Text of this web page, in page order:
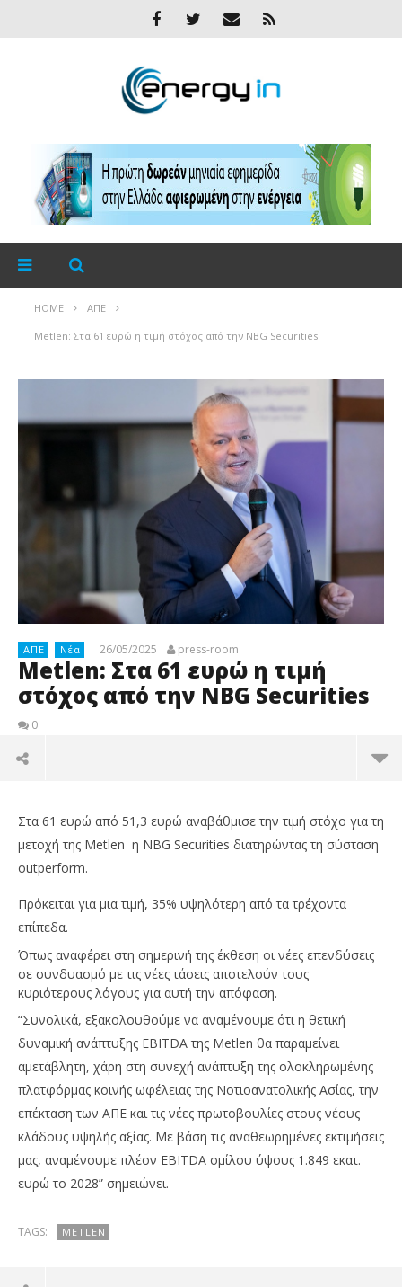
HOME ΑΠΕ
Metlen: Στα 61 ευρώ η τιμή στόχος από την NBG Securities
ΑΠΕ Νέα 26/05/2025 press-room
Metlen: Στα 61 ευρώ η τιμή
στόχος από την NBG Securities
0
NOW VIEWING
Metlen: Στα 61 ευρώ η τιμή στόχος από την NBG
Securities
26/05/2025
press-
Στα 61 ευρώ από 51,3 ευρώ αναβάθμισε την τιμή στόχο για τη
μετοχή της Metlen η NBG Securities διατηρώντας τη σύσταση
outperform.
Πρόκειται για μια τιμή, 35% υψηλότερη από τα τρέχοντα
επίπεδα.
Όπως αναφέρει στη σημερινή της έκθεση οι νέες επενδύσεις
σε συνδυασμό με τις νέες τάσεις αποτελούν τους
κυριότερους λόγους για αυτή την απόφαση.
“Συνολικά, εξακολουθούμε να αναμένουμε ότι η θετική
δυναμική ανάπτυξης EBITDA της Metlen θα παραμείνει
αμετάβλητη, χάρη στη συνεχή ανάπτυξη της ολοκληρωμένης
πλατφόρμας κοινής ωφέλειας της Νοτιοανατολικής Ασίας, την
επέκταση των ΑΠΕ και τις νέες πρωτοβουλίες στους νέους
κλάδους υψηλής αξίας. Με βάση τις αναθεωρημένες εκτιμήσεις
μας, αναμένουμε πλέον EBITDA ομίλου ύψους 1.849 εκατ.
ευρώ το 2028” σημειώνει.
TAGS: METLEN